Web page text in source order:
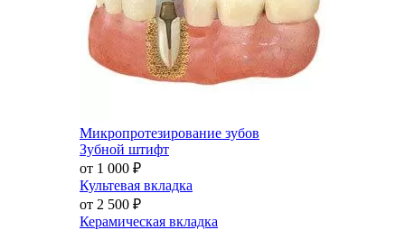
Микропротезирование зубов
Зубной штифт
от 1 000 ₽
Культевая вкладка
от 2 500 ₽
Керамическая вкладка